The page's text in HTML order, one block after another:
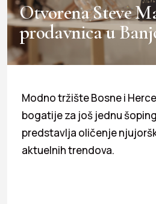
Otvorena Steve
prodavnica u
Modno tržište Bosne i
bogatije za još jednu
predstavlja oličenje
aktuelnih trendova.